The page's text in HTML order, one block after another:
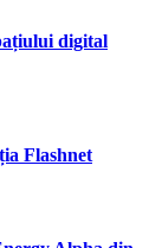
digital
Flashnet